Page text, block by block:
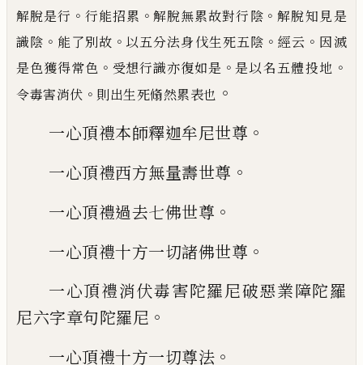
解脫是行 。 行能招累 。 解脫無累故對行陰 。 解脫知見是
識陰 。 能了別故 。 以五分法身伐生死五陰 。 經云 。 因滅
是色獲得常色 。 受想行識亦復如是 。 是以名五體投地 。
令毒害消伏 。 則出生死翛然累表也 。
一心頂禮本師釋迦牟尼世尊 。
一心頂禮西方無量壽世尊 。
一心頂禮過去七佛世尊 。
一心頂禮十方一切諸佛世尊 。
一心頂禮消伏毒害陀羅尼破惡業障陀羅
尼六字章句陀羅尼 。
一心頂禮十方一切尊法 。